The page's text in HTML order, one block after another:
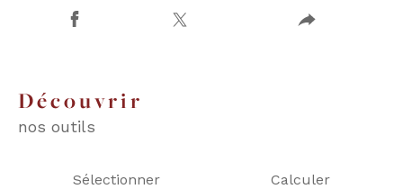
découvrir
nos outils
Sélectionner Calculer